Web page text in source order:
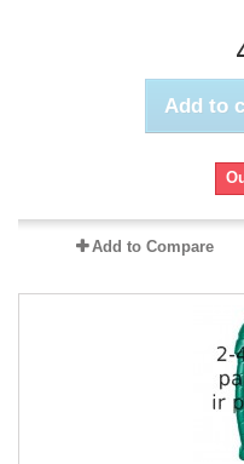
Add to
Add to Compare